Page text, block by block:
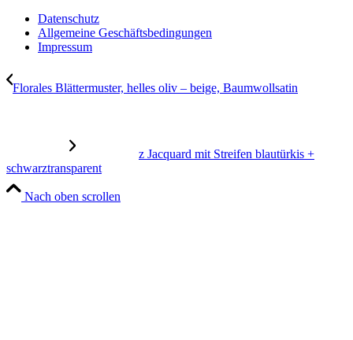
Datenschutz
Allgemeine Geschäftsbedingungen
Impressum
Florales Blättermuster, helles oliv – beige, Baumwollsatin
z Jacquard mit Streifen blautürkis +
schwarztransparent
Nach oben scrollen